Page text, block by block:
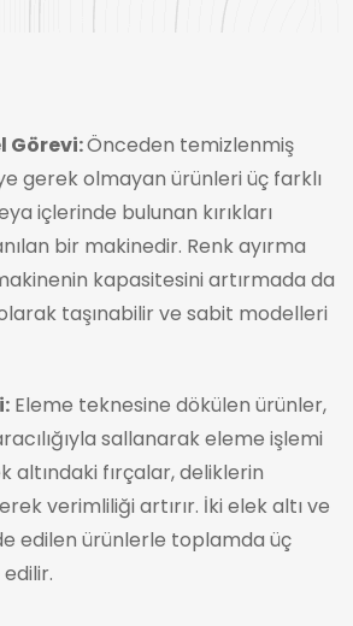
Görevi:Önceden temizlenmiş
gerek olmayan ürünleri üç farklı
içlerinde bulunan kırıkları
bir makinedir. Renk ayırma
kapasitesini artırmada da
taşınabilir ve sabit modelleri
Eleme teknesine dökülen ürünler,
sallanarak eleme işlemi
altındaki fırçalar, deliklerin
verimliliği artırır. İki elek altı ve
edilen ürünlerle toplamda üç